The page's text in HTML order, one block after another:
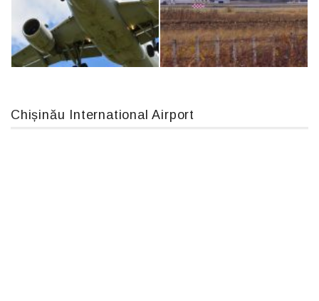
An12, UR-CGV MC-130, 15731
Chișinău International Airport